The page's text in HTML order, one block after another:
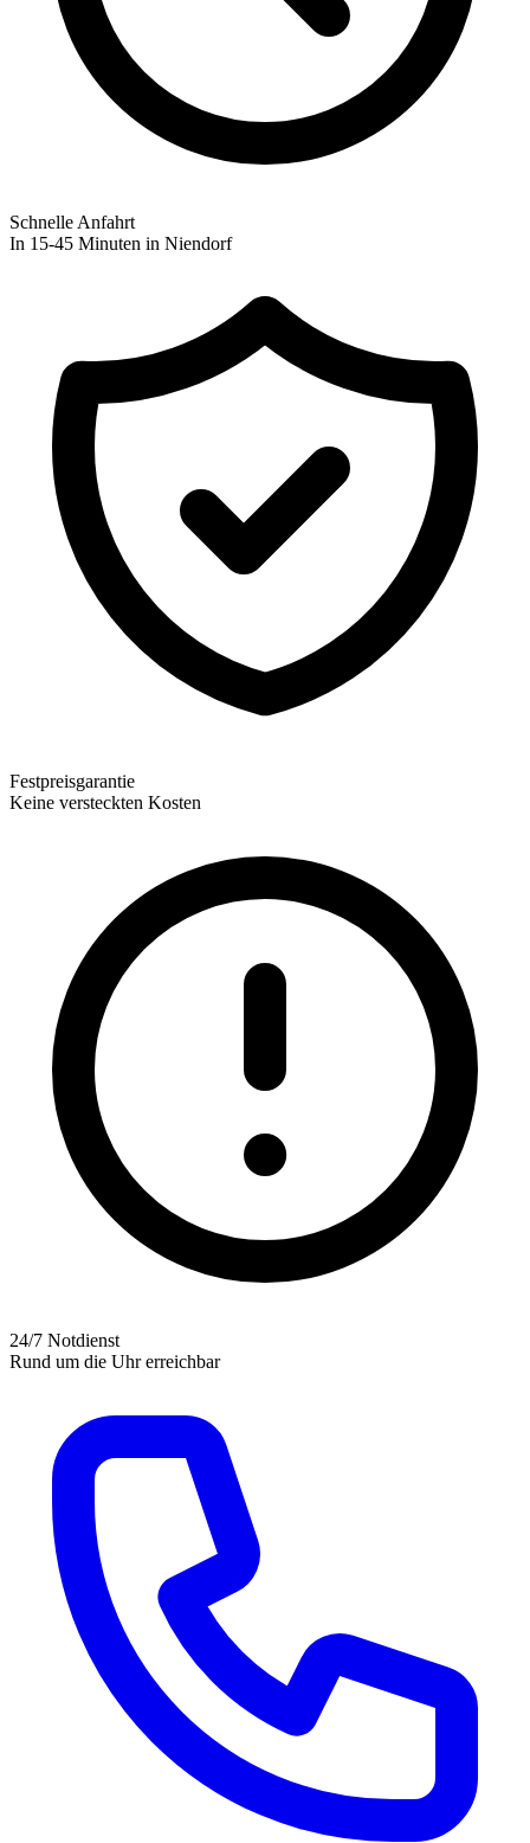
Schnelle Anfahrt
In 15-45 Minuten in Niendorf
Festpreisgarantie
Keine versteckten Kosten
24/7 Notdienst
Rund um die Uhr erreichbar